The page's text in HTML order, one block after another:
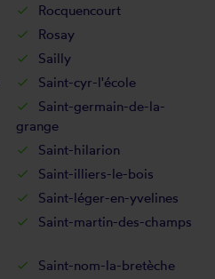
Rocquencourt
Rosay
Sailly
Saint-cyr-l'école
Saint-germain-de-la-
grange
Saint-hilarion
Saint-illiers-le-bois
Saint-léger-en-yvelines
Saint-martin-des-champs
Saint-nom-la-bretèche